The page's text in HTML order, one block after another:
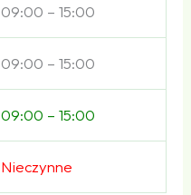
09:00 – 15:00
09:00 – 15:00
09:00 – 15:00
Nieczynne